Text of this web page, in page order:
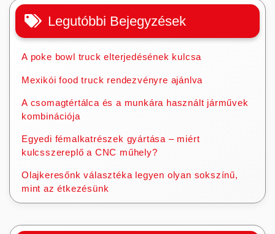
Legutóbbi Bejegyzések
A poke bowl truck elterjedésének kulcsa
Mexikói food truck rendezvényre ajánlva
A csomagtértálca és a munkára használt járművek
kombinációja
Egyedi fémalkatrészek gyártása – miért
kulcsszereplő a CNC műhely?
Olajkeresőnk választéka legyen olyan sokszínű,
mint az étkezésünk